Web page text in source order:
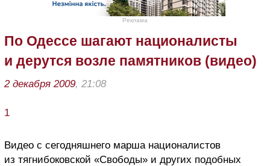
Реклама
По Одессе шагают националисты
и дерутся возле памятников (видео)
2 декабря 2009, 21:08
1
Видео с сегодняшнего марша националистов
из тягнибоковской «Свободы» и других подобных